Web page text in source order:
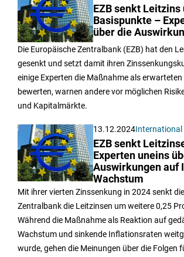
EZB senkt Leitzins
Basispunkte –
über die
Die Europäische Zentralbank (EZB) hat den
gesenkt und setzt damit ihren
einige Experten die Maßnahme als
bewerten, warnen andere vor möglichen
und Kapitalmärkte.
13.12.2024International
EZB senkt
Experten uneins
Auswirkungen auf
Wachstum
Mit ihrer vierten Zinssenkung in 2024 senkt
Zentralbank die Leitzinsen um weitere 0,25
Während die Maßnahme als Reaktion auf
Wachstum und sinkende Inflationsraten
wurde, gehen die Meinungen über die Folgen